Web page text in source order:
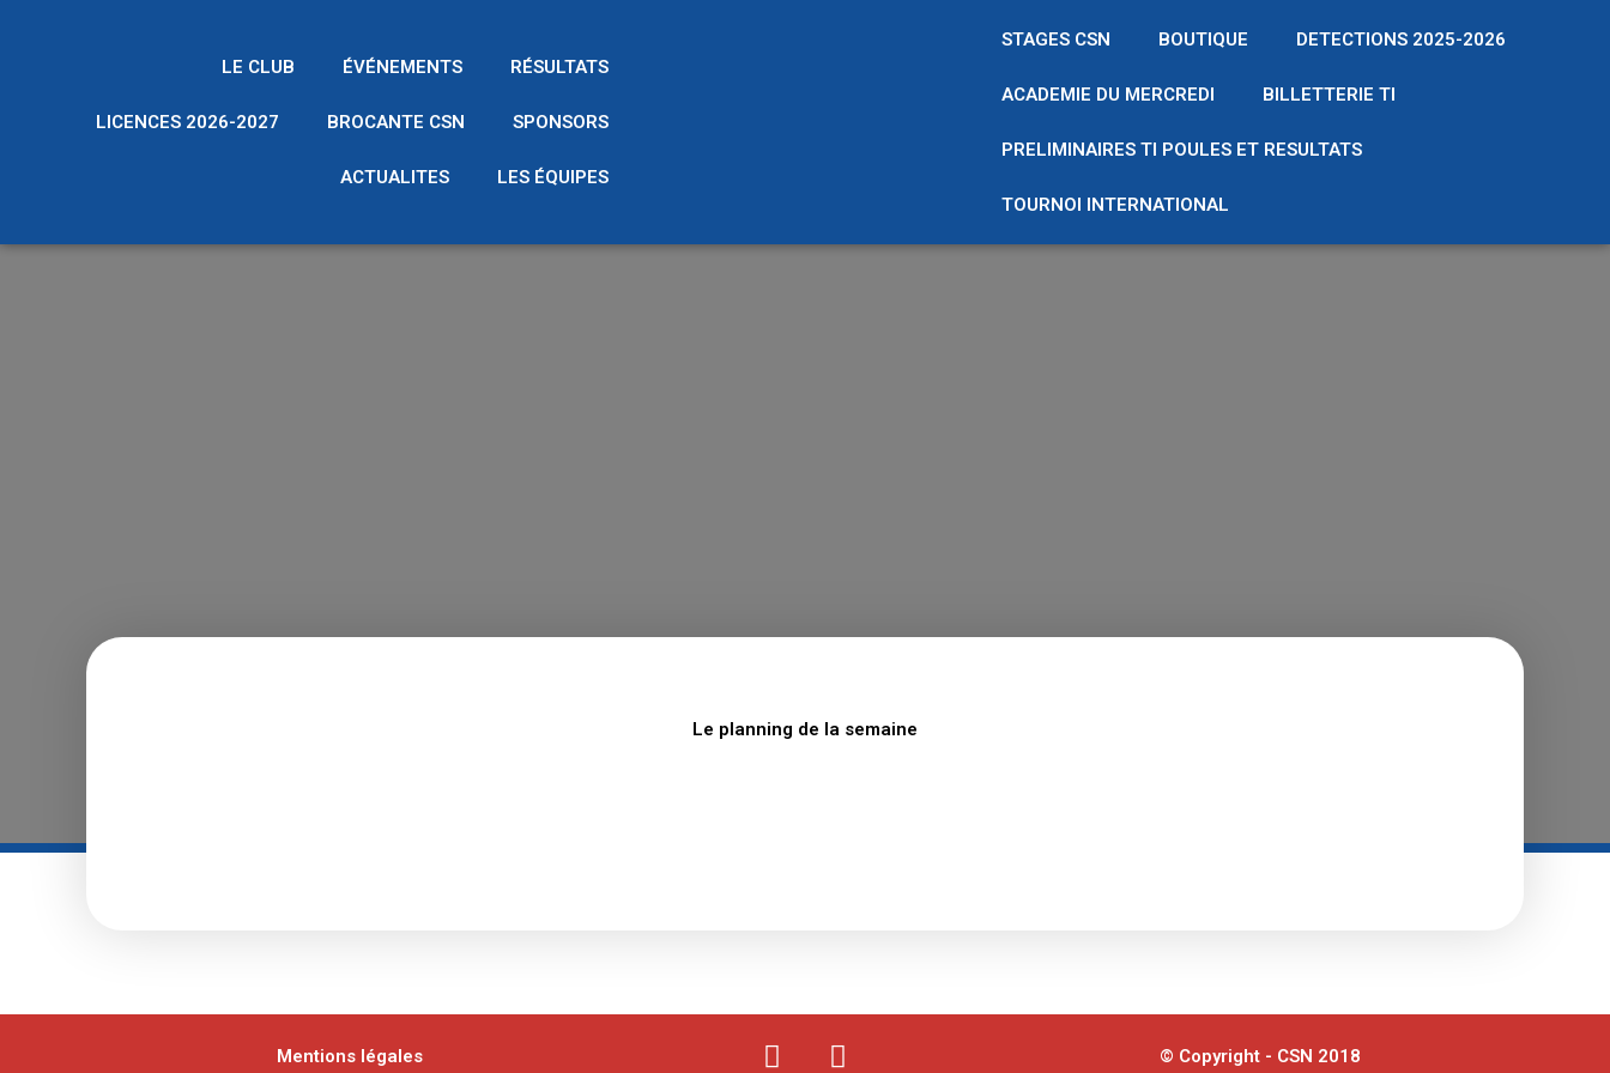
LE CLUB ÉVÉNEMENTS RÉSULTATS
LICENCES 2026-2027 BROCANTE CSN SPONSORS
ACTUALITES LES ÉQUIPES
STAGES CSN BOUTIQUE DETECTIONS 2025-2026
ACADEMIE DU MERCREDI BILLETTERIE TI
PRELIMINAIRES TI POULES ET RESULTATS
TOURNOI INTERNATIONAL
Le planning de la semaine
Mentions légales
F
Y
© Copyright - CSN 2018